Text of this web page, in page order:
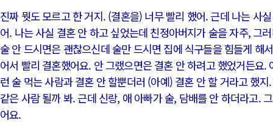
진짜 뭣도 모르고 한 거지. (결혼을) 너무 빨리 했어. 근데 나는 사
어. 나는 사실 결혼 안 하고 싶었는데 친정아버지가 술을 자주, 그
술 안 드시면은 괜찮으신데 술만 드시면 집에 식구들을 힘들게 해
어서 빨리 결혼했어요. 안 그랬으면은 결혼 안 하려고 했었거든요
런 술 먹는 사람과 결혼 안 할뿐더러 (아예) 결혼 안 할 거라고 했
같은 사람 될까 봐. 근데 신랑, 애 아빠가 술, 담배를 안 하더라고.
어요.